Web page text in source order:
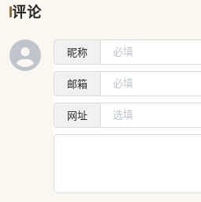
评论
昵称
邮箱
网址